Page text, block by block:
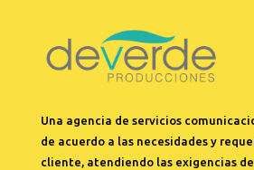
Una agencia de servicios
de acuerdo a las necesidades y
cliente, atendiendo las exigencias